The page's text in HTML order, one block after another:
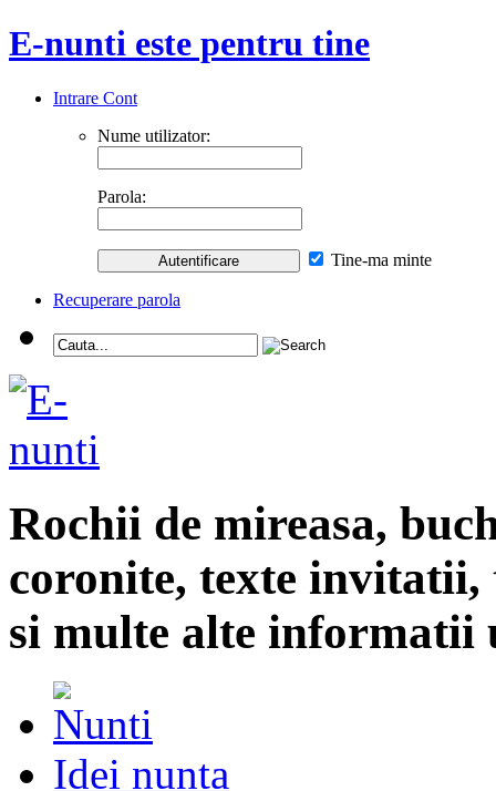
E-nunti este pentru tine
Intrare Cont
Nume utilizator:
Parola:
Tine-ma minte
Recuperare parola
Rochii de mireasa,
coronite, texte
si multe alte informatii
Idei nunta